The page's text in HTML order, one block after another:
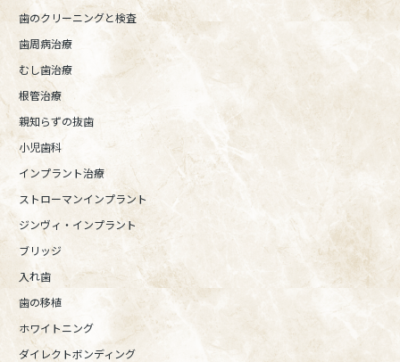
歯のクリーニングと検査
歯周病治療
むし歯治療
根管治療
親知らずの抜歯
小児歯科
インプラント治療
ストローマンインプラント
ジンヴィ・インプラント
ブリッジ
入れ歯
歯の移植
ホワイトニング
ダイレクトボンディング